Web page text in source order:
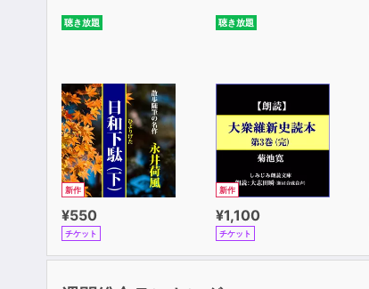
聴き放題
新作
¥550
チケット
聴き放題
新作
¥1,100
チケット